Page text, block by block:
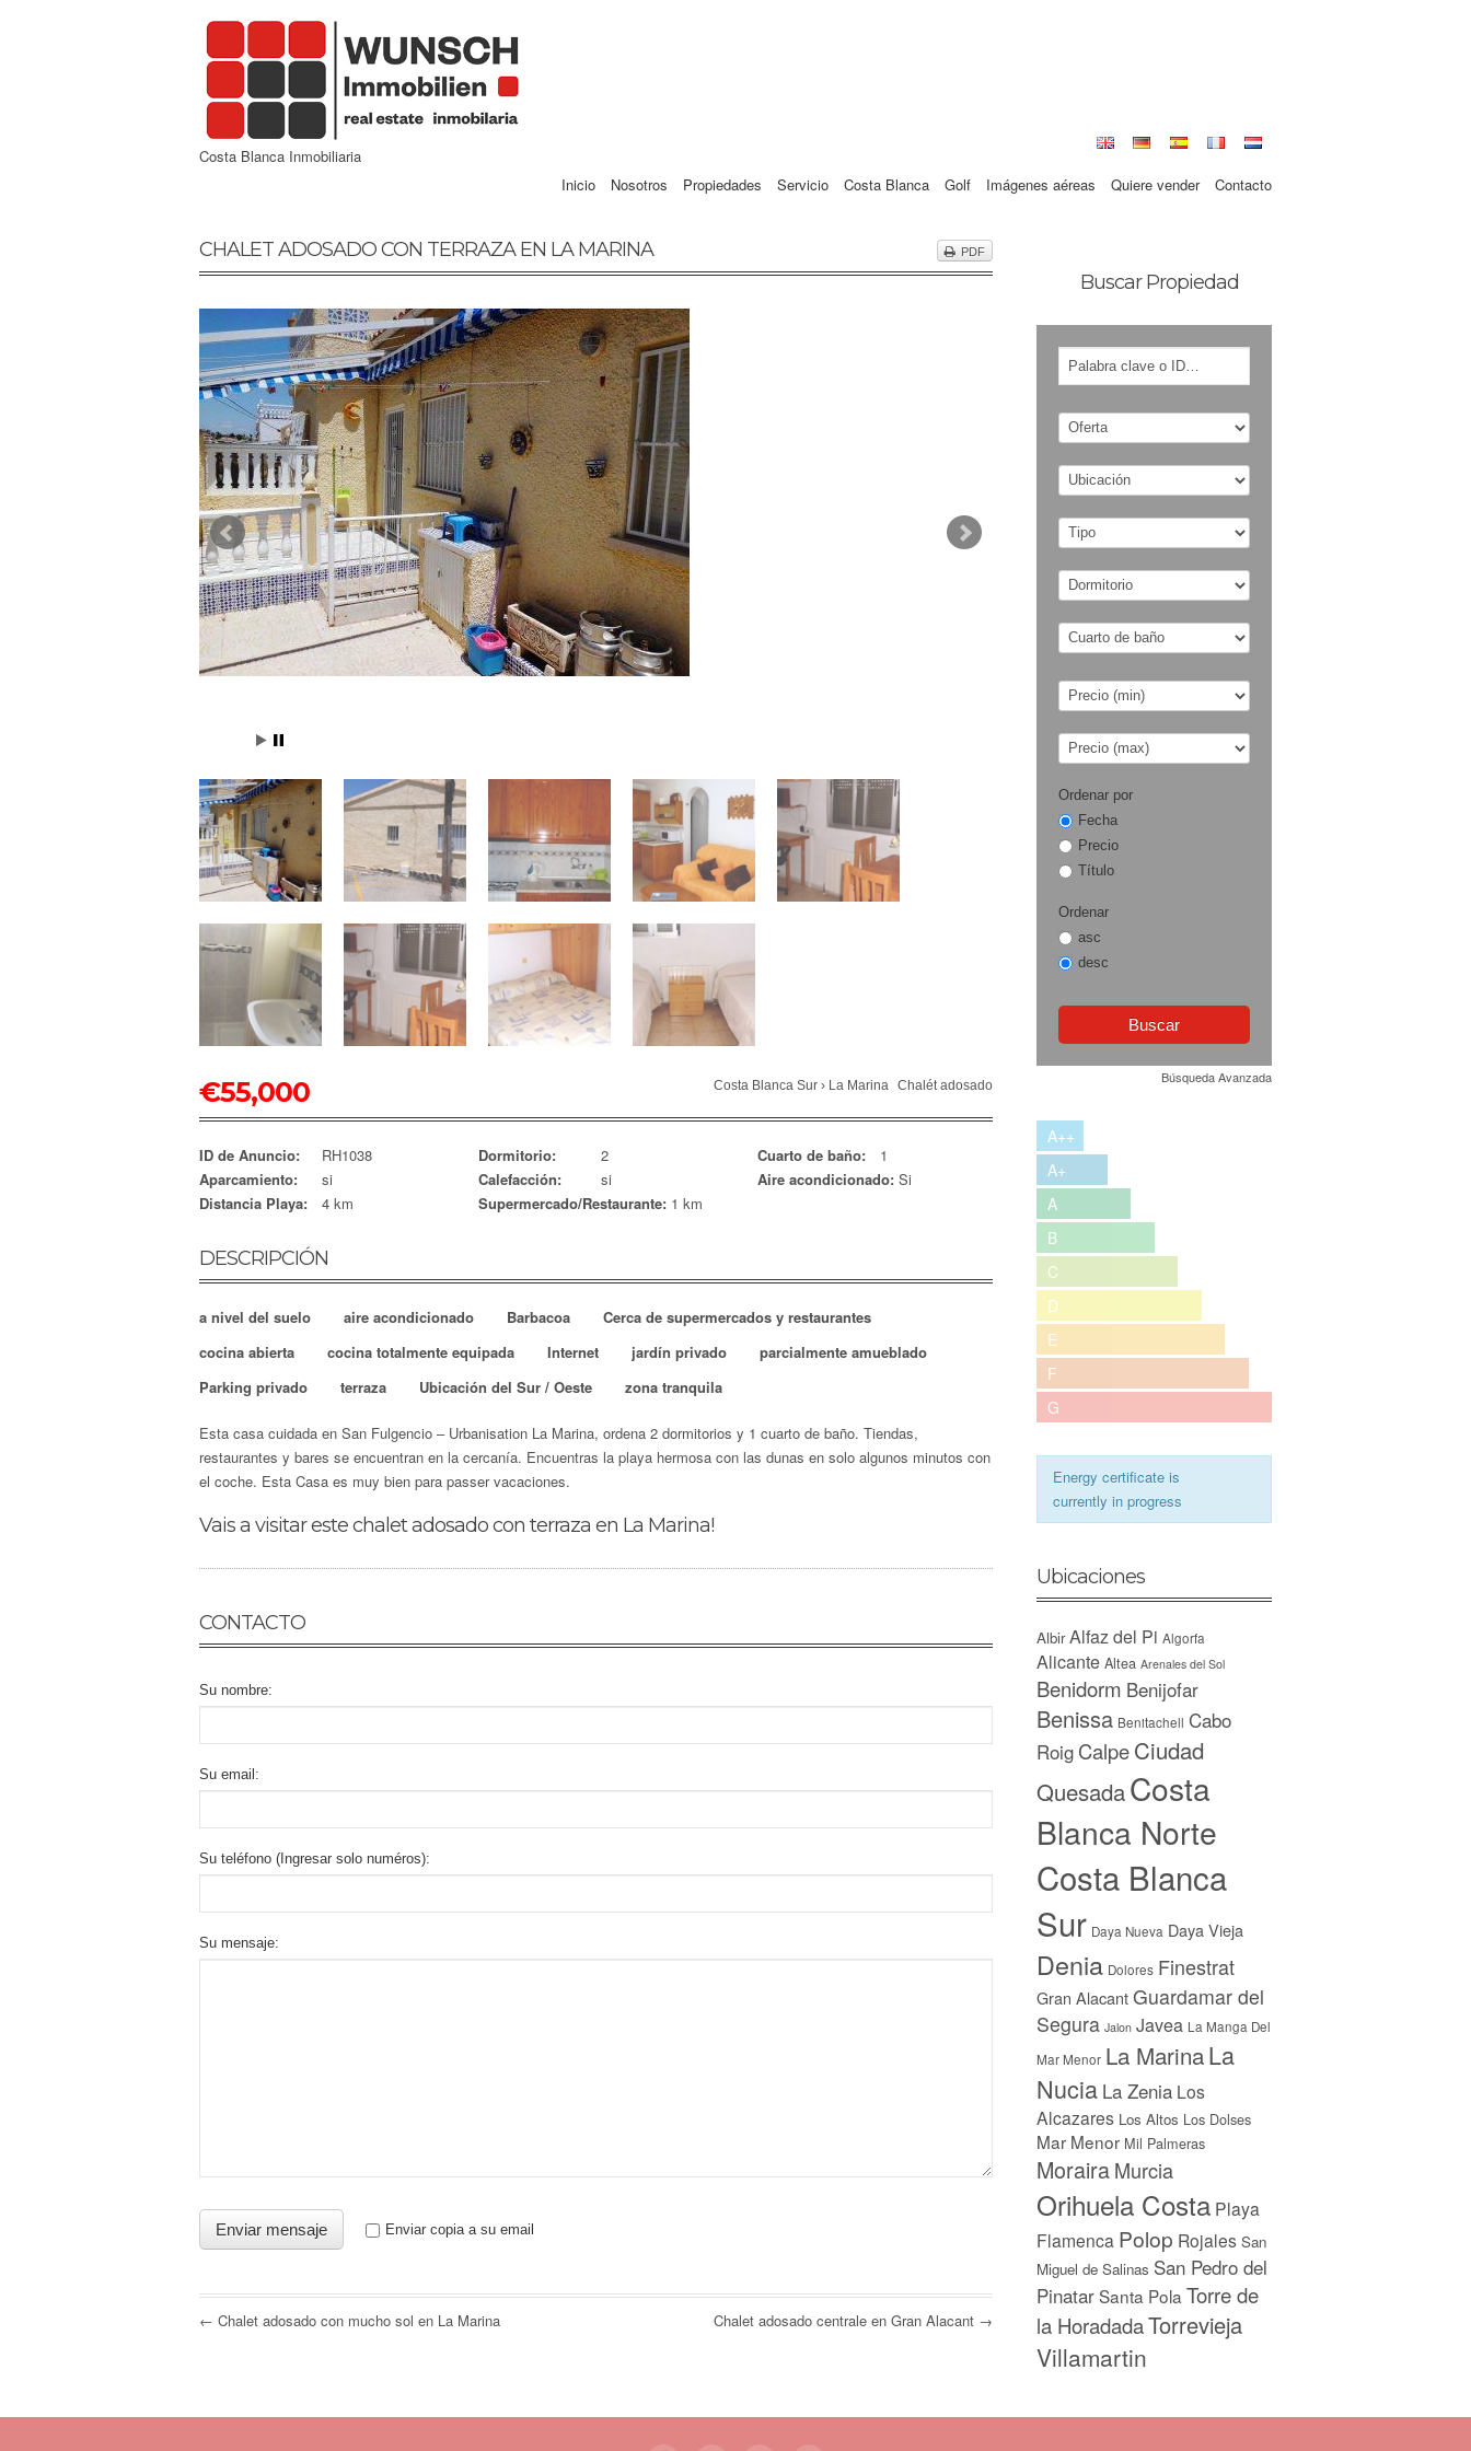
Costa Blanca Inmobiliaria
Inicio
Nosotros Propiedades Servicio Costa Blanca Golf Imágenes aéreas Quiere vender Contacto
CHALET ADOSADO CON TERRAZA EN LA MARINA PDF
€55,000 Costa Blanca Sur › La Marina Chalét adosado
ID de Anuncio: RH1038 Dormitorio: 2 Cuarto de baño:
1
Aparcamiento:
si Calefacción: si Aire acondicionado: Si
Distancia Playa:
4 km Supermercado/Restaurante: 1 km
DESCRIPCIÓN
a nivel del suelo aire acondicionado Barbacoa
Cerca de supermercados y restaurantes
cocina abierta
cocina totalmente equipada Internet jardín privado
parcialmente amueblado
Parking privado
terraza Ubicación del Sur / Oeste zona tranquila
Esta casa cuidada en San Fulgencio – Urbanisation La Marina, ordena 2 dormitorios y 1 cuarto de baño. Tiendas,
restaurantes y bares se encuentran en la cercanía. Encuentras la playa hermosa con las dunas en solo algunos minutos con
el coche. Esta Casa es muy bien para passer vacaciones.
Vais a visitar este chalet adosado con terraza en La Marina!
CONTACTO
Su nombre:
Su email:
Su teléfono (Ingresar solo numéros):
Su mensaje:
Enviar copia a su email
← Chalet adosado con mucho sol en La Marina Chalet adosado centrale en Gran Alacant →
Buscar Propiedad
Ordenar por
Fecha
Precio
Título
Ordenar
asc
desc
Búsqueda Avanzada
A++
A+
A
B
C
D
E
F
G
Energy certificate is
currently in progress
Ubicaciones
Albir Alfaz del Pi Algorfa
Alicante Altea Arenales del Sol
Benidorm Benijofar
Benissa Benitachell Cabo
Roig CalpeCiudad
QuesadaCosta
Blanca Norte
Costa Blanca
Sur Daya Nueva Daya Vieja
Denia Dolores Finestrat
Gran AlacantGuardamar del
Segura Jalon Javea La Manga Del
Mar Menor La MarinaLa
Nucia La Zenia Los
Alcazares Los Altos Los Dolses
Mar Menor Mil Palmeras
MorairaMurcia
Orihuela Costa Playa
Flamenca Polop Rojales San
Miguel de Salinas San Pedro del
PinatarSanta Pola Torre de
la HoradadaTorrevieja
Villamartin